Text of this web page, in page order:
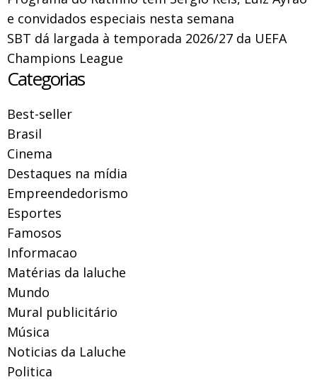
e convidados especiais nesta semana
SBT dá largada à temporada 2026/27 da UEFA
Champions League
Categorias
Best-seller
Brasil
Cinema
Destaques na mídia
Empreendedorismo
Esportes
Famosos
Informacao
Matérias da laluche
Mundo
Mural publicitário
Música
Noticias da Laluche
Politica